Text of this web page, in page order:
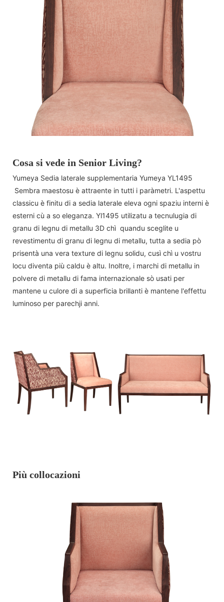
Cosa si vede in Senior Living?
Yumeya Sedia laterale supplementaria Yumeya YL1495
Sembra maestosu è attraente in tutti i paràmetri. L'aspettu
classicu è finitu di a sedia laterale eleva ogni spaziu interni è
esterni cù a so eleganza. Yl1495 utilizatu a tecnulugia di
granu di legnu di metallu 3D chì quandu sceglite u
revestimentu di granu di legnu di metallu, tutta a sedia pò
prisentà una vera texture di legnu solidu, cusì chì u vostru
locu diventa più caldu è altu. Inoltre, i marchi di metallu in
polvere di metallu di fama internazionale sò usati per
mantene u culore di a superficia brillanti è mantene l'effettu
luminoso per parechji anni.
Più collocazioni